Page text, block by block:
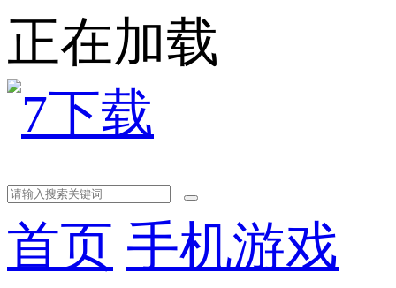
正在加载
首页 手机游戏